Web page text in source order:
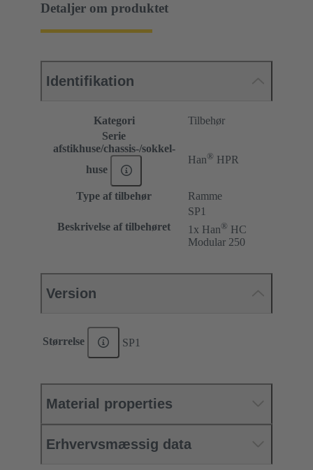
Detaljer om produktet
Identifikation
Kategori
Tilbehør
Serie
afstikhuse/chassis-/sokkel-
huse
Han® HPR
Type af tilbehør Ramme
Beskrivelse af tilbehøret
SP1
1x Han® HC
Modular 250
Version
Størrelse SP1
Material properties
Erhvervsmæssig data